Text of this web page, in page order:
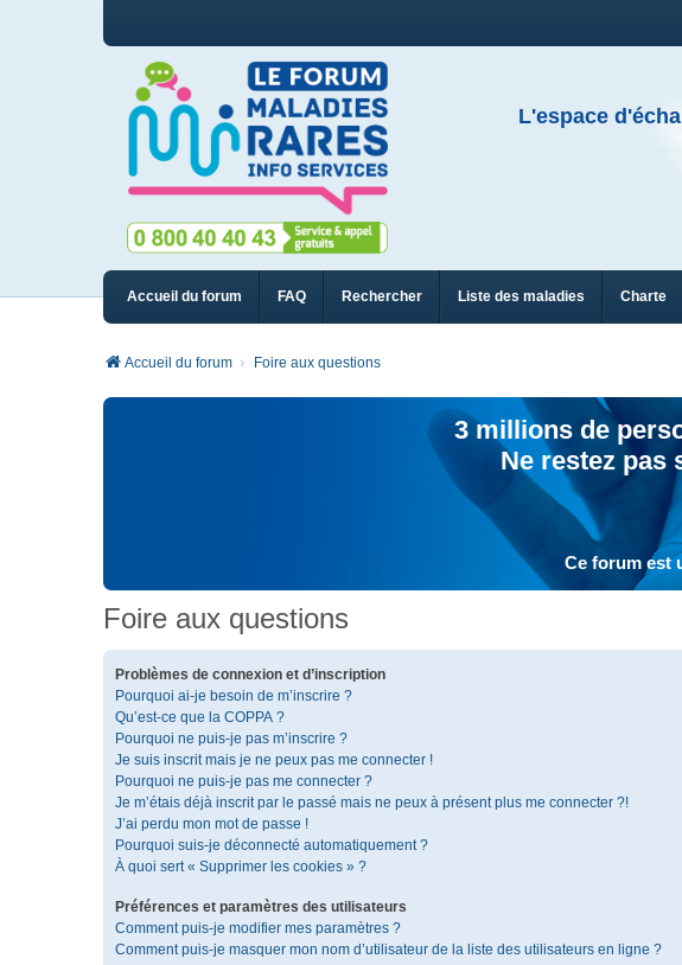
L'espace
Accueil du forum FAQ Rechercher Liste des maladies Charte
Accueil du forum Foire aux questions
3 millions de
Ne restez pas
Ce forum est
Foire aux questions
Problèmes de connexion et d’inscription
Pourquoi ai-je besoin de m’inscrire ?
Qu’est-ce que la COPPA ?
Pourquoi ne puis-je pas m’inscrire ?
Je suis inscrit mais je ne peux pas me connecter !
Pourquoi ne puis-je pas me connecter ?
Je m’étais déjà inscrit par le passé mais ne peux à présent plus me connecter ?!
J’ai perdu mon mot de passe !
Pourquoi suis-je déconnecté automatiquement ?
À quoi sert « Supprimer les cookies » ?
Préférences et paramètres des utilisateurs
Comment puis-je modifier mes paramètres ?
Comment puis-je masquer mon nom d’utilisateur de la liste des utilisateurs en ligne ?